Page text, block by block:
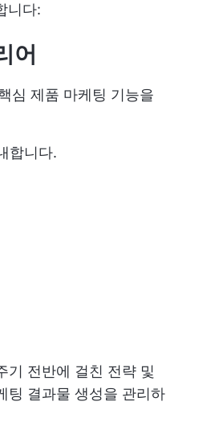
니다:
어
심 제품 마케팅 기능을
합니다.
기 전반에 걸친 전략 및
팅 결과물 생성을 관리하